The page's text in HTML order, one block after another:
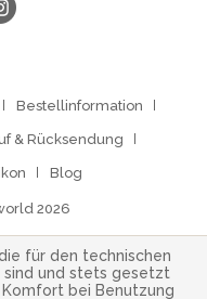
Bestellinformation
& Rücksendung
Blog
2026
für den technischen
und stets gesetzt
bei Benutzung